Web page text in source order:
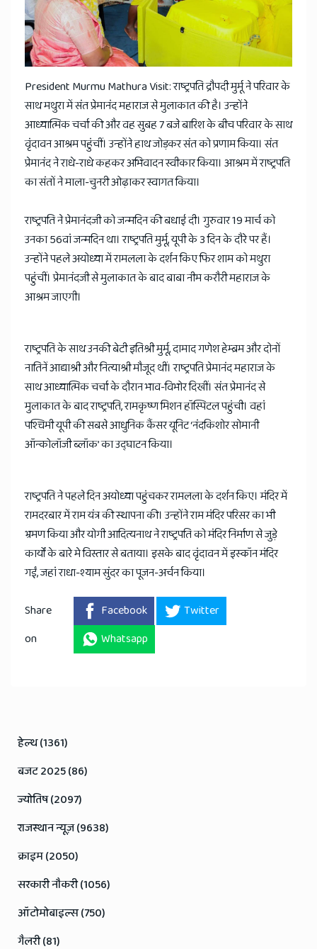
President Murmu Mathura Visit: राष्ट्रपति द्रौपदी मुर्मू ने परिवार के
साथ मथुरा में संत प्रेमानंद महाराज से मुलाकात की है। उन्होंने
आध्यात्मिक चर्चा की और वह सुबह 7 बजे बारिश के बीच परिवार के साथ
वृंदावन आश्रम पहुंचीं। उन्होंने हाथ जोड़कर संत को प्रणाम किया। संत
प्रेमानंद ने राधे-राधे कहकर अभिवादन स्वीकार किया। आश्रम में राष्ट्रपति
का संतों ने माला-चुनरी ओढ़ाकर स्वागत किया।
राष्ट्रपति ने प्रेमानंदजी को जन्मदिन की बधाई दी। गुरुवार 19 मार्च को
उनका 56वां जन्मदिन था। राष्ट्रपति मुर्मू, यूपी के 3 दिन के दौरे पर हैं।
उन्होंने पहले अयोध्या में रामलला के दर्शन किए फिर शाम को मथुरा
पहुंचीं। प्रेमानंदजी से मुलाकात के बाद बाबा नीम करौरी महाराज के
आश्रम जाएगी।
राष्ट्रपति के साथ उनकी बेटी इतिश्री मुर्मू, दामाद गणेश हेम्ब्रम और दोनों
नातिनें आद्याश्री और नित्याश्री मौजूद थीं। राष्ट्रपति प्रेमानंद महाराज के
साथ आध्यात्मिक चर्चा के दौरान भाव-विभोर दिखीं। संत प्रेमानंद से
मुलाकात के बाद राष्ट्रपति, रामकृष्ण मिशन हॉस्पिटल पहुंची। वहां
पश्चिमी यूपी की सबसे आधुनिक कैंसर यूनिट ‘नंदकिशोर सोमानी
ऑन्कोलॉजी ब्लॉक’ का उद्घाटन किया।
राष्ट्रपति ने पहले दिन अयोध्या पहुंचकर रामलला के दर्शन किए। मंदिर में
रामदरबार में राम यंत्र की स्थापना की। उन्होंने राम मंदिर परिसर का भी
भ्रमण किया और योगी आदित्यनाथ ने राष्ट्रपति को मंदिर निर्माण से जुड़े
कार्यों के बारे मे विस्तार से बताया। इसके बाद वृंदावन में इस्कॉन मंदिर
गईं, जहां राधा-श्याम सुंदर का पूजन-अर्चन किया।
Share
on
Facebook
Twitter
Whatsapp
हेल्थ (1361)
बजट 2025 (86)
ज्योतिष (2097)
राजस्थान न्यूज़ (9638)
क्राइम (2050)
सरकारी नौकरी (1056)
ऑटोमोबाइल्स (750)
गैलरी (81)